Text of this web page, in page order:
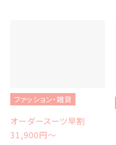
ファッション・雑貨
オーダースーツ早割
31,900円〜